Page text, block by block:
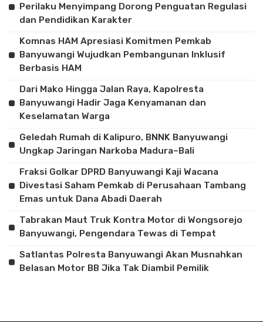
Perilaku Menyimpang Dorong Penguatan Regulasi
dan Pendidikan Karakter
Komnas HAM Apresiasi Komitmen Pemkab
Banyuwangi Wujudkan Pembangunan Inklusif
Berbasis HAM
Dari Mako Hingga Jalan Raya, Kapolresta
Banyuwangi Hadir Jaga Kenyamanan dan
Keselamatan Warga
Geledah Rumah di Kalipuro, BNNK Banyuwangi
Ungkap Jaringan Narkoba Madura–Bali
Fraksi Golkar DPRD Banyuwangi Kaji Wacana
Divestasi Saham Pemkab di Perusahaan Tambang
Emas untuk Dana Abadi Daerah
Tabrakan Maut Truk Kontra Motor di Wongsorejo
Banyuwangi, Pengendara Tewas di Tempat
Satlantas Polresta Banyuwangi Akan Musnahkan
Belasan Motor BB Jika Tak Diambil Pemilik